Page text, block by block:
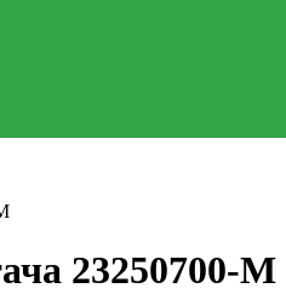
23250700-M